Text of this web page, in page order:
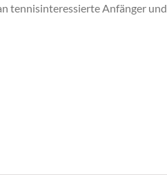
tennisinteressierte Anfänger und